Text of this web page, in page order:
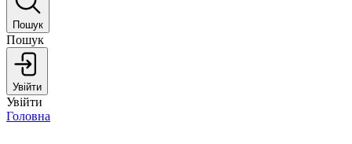
Пошук
Пошук
Увійти
Увійти
Головна